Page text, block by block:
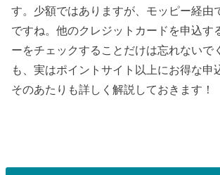
す。少額ではありますが、モッピー経由
ですね。他のクレジットカードを申込す
ーをチェックすることだけは忘れないで
も、実はポイントサイト以上にお得な申
そのあたりも詳しく解説しておきます！